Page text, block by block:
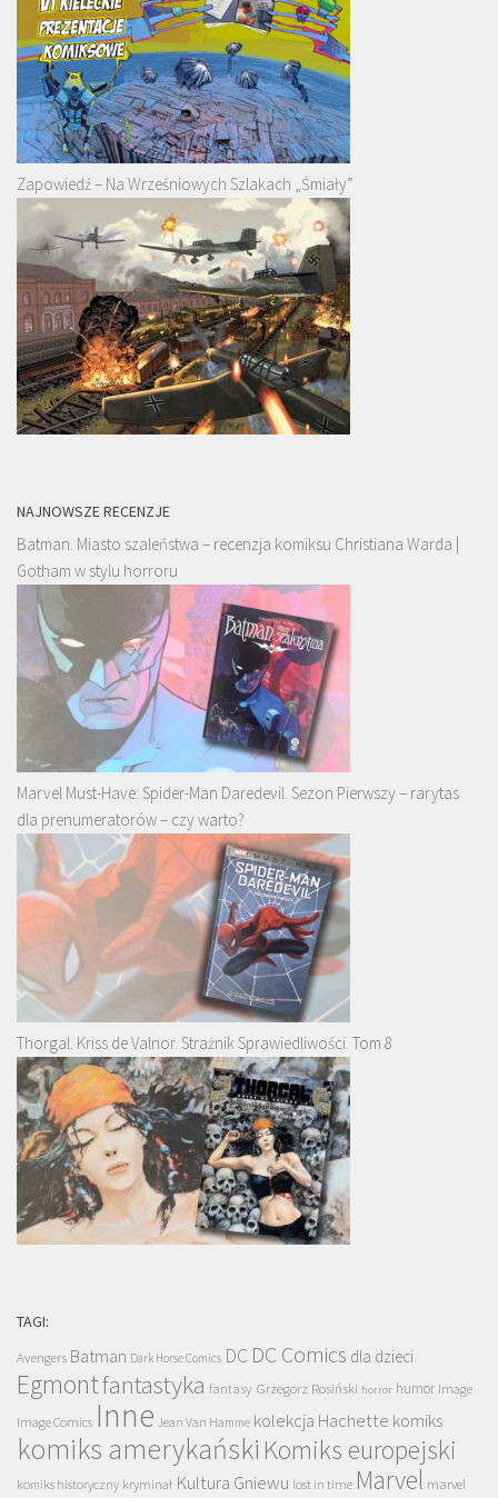
Zapowiedź – Na Wrześniowych Szlakach „Śmiały”
NAJNOWSZE RECENZJE
Batman. Miasto szaleństwa – recenzja komiksu Christiana Warda |
Gotham w stylu horroru
Marvel Must-Have: Spider-Man Daredevil. Sezon Pierwszy – rarytas
dla prenumeratorów – czy warto?
Thorgal. Kriss de Valnor. Strażnik Sprawiedliwości. Tom 8
TAGI:
Avengers Batman Dark Horse Comics DC DC Comics dla dzieci
Egmontfantastyka fantasy Grzegorz Rosiński horror humor Image
Image Comics Inne Jean Van Hamme kolekcja Hachette komiks
komiks amerykański Komiks europejski
komiks historyczny kryminał Kultura Gniewu lost in time Marvel marvel